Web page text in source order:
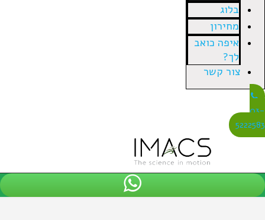
בלוג
מחירון
איפה כואב
לך?
צור קשר